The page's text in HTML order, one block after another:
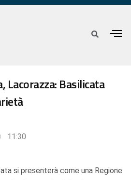
Lacorazza: Basilicata
11:30
si presenterà come una Regione